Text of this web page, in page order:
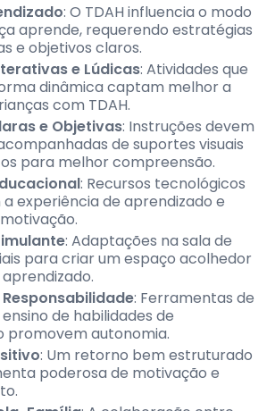
: O TDAH influencia o modo
aprende, requerendo estratégias
e objetivos claros.
e Lúdicas: Atividades que
dinâmica captam melhor a
com TDAH.
e Objetivas: Instruções devem
de suportes visuais
para melhor compreensão.
: Recursos tecnológicos
experiência de aprendizado e
: Adaptações na sala de
para criar um espaço acolhedor
: Ferramentas de
de habilidades de
promovem autonomia.
: Um retorno bem estruturado
poderosa de motivação e